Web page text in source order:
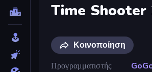
Time Shooter
Κοινοποίηση
Προγραμματιστής